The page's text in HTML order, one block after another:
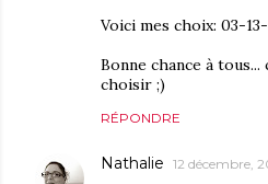
Voici mes choix: 03-
Bonne chance à
choisir ;)
RÉPONDRE
Nathalie 12 décembre,